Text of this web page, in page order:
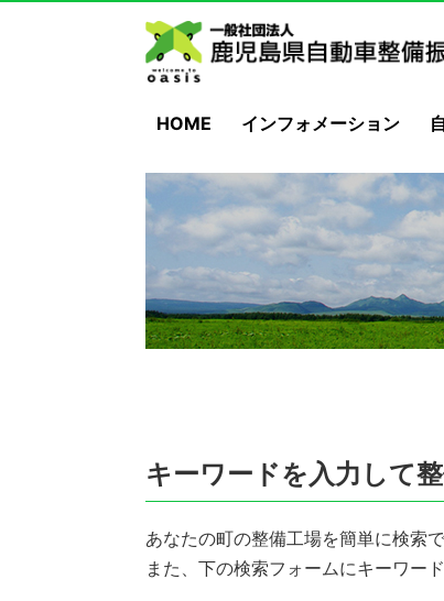
HOME インフォメーション
キーワードを入力して
あなたの町の整備工場を簡単に検索
また、下の検索フォームにキーワー